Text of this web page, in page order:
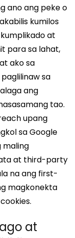
ano ang peke o
kumilos
at
para sa lahat,
ako sa
sa
ang
tao.
upang
sa Google
maling
at third-party
na ang first-
magkonekta
at